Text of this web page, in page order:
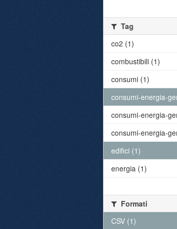
Tag
co2 (1)
combustibili (1)
consumi (1)
consumi-energia-
consumi-energia-
consumi-energia-
edifici (1)
energia (1)
Formati
CSV (1)